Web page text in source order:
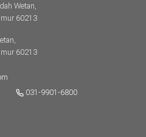
Wetan,
60213
60213
031-9901-6800